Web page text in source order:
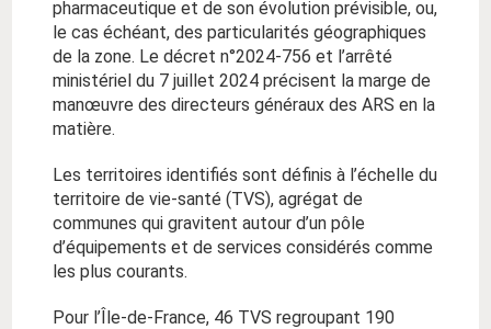
pharmaceutique et de son évolution prévisible, ou,
le cas échéant, des particularités géographiques
de la zone. Le décret n°2024-756 et l’arrêté
ministériel du 7 juillet 2024 précisent la marge de
manœuvre des directeurs généraux des ARS en la
matière.
Les territoires identifiés sont définis à l’échelle du
territoire de vie-santé (TVS), agrégat de
communes qui gravitent autour d’un pôle
d’équipements et de services considérés comme
les plus courants.
Pour l’Île-de-France, 46 TVS regroupant 190